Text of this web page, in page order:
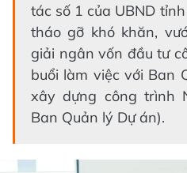
tác số 1 của UBND
tháo gỡ khó khăn,
giải ngân vốn đầu tư
buổi làm việc với Ban
xây dựng công trình
Ban Quản lý Dự án).